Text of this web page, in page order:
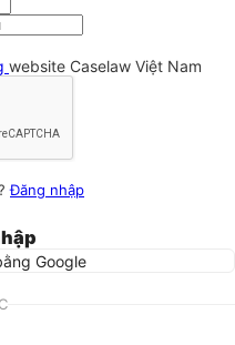
website Caselaw Việt Nam
Đăng nhập
Google